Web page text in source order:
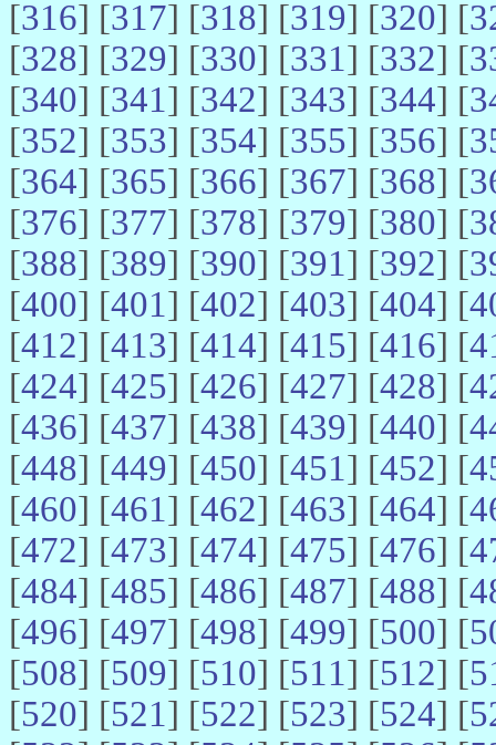
[316] [317] [318] [319] [320] [
[328] [329] [330] [331] [332] [
[340] [341] [342] [343] [344] [
[352] [353] [354] [355] [356] [
[364] [365] [366] [367] [368] [
[376] [377] [378] [379] [380] [
[388] [389] [390] [391] [392] [
[400] [401] [402] [403] [404] [
[412] [413] [414] [415] [416] [
[424] [425] [426] [427] [428] [
[436] [437] [438] [439] [440] [
[448] [449] [450] [451] [452] [
[460] [461] [462] [463] [464] [
[472] [473] [474] [475] [476] [
[484] [485] [486] [487] [488] [
[496] [497] [498] [499] [500] [
[508] [509] [510] [511] [512] [
[520] [521] [522] [523] [524] [